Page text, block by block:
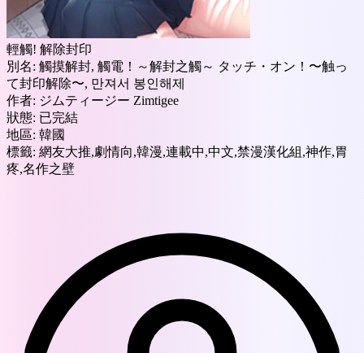
輕觸! 解除封印
別名: 觸摸解封, 觸電！～解封之觸～ タッチ・オン！〜触っ
て封印解除〜, 만져서 봉인해제
作者: ジムティージー Zimtigee
狀態: 已完結
地區: 韓國
標籤: 網友大推,劇情向,韓漫,連載中,中文,禁漫漢化組,神作,胃
疼,名作之壁